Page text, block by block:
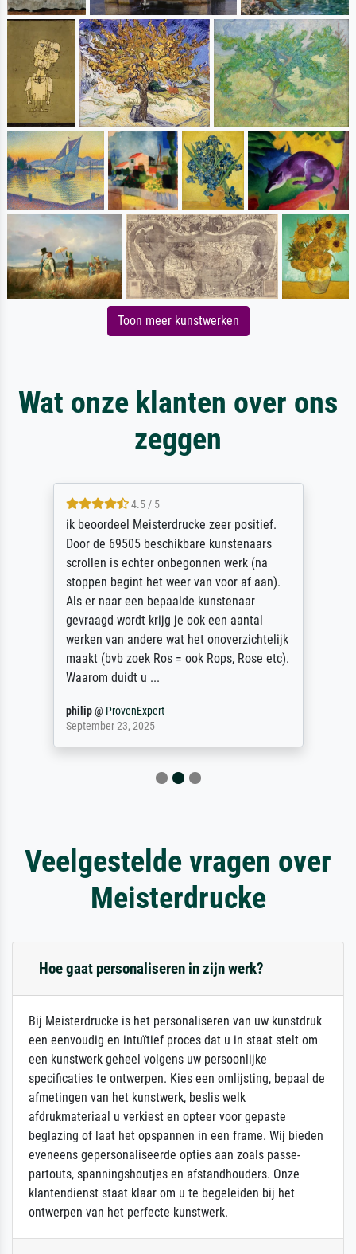
Toon meer kunstwerken
Wat onze klanten over ons
zeggen
4.5 / 5
ik beoordeel Meisterdrucke zeer positief.
Door de 69505 beschikbare kunstenaars
scrollen is echter onbegonnen werk (na
stoppen begint het weer van voor af aan).
Als er naar een bepaalde kunstenaar
gevraagd wordt krijg je ook een aantal
werken van andere wat het onoverzichtelijk
maakt (bvb zoek Ros = ook Rops, Rose etc).
Waarom duidt u ...
philip@ ProvenExpert
September 23, 2025
Veelgestelde vragen over
Meisterdrucke
Hoe gaat personaliseren in zijn werk?
Bij Meisterdrucke is het personaliseren van uw kunstdruk
een eenvoudig en intuïtief proces dat u in staat stelt om
een kunstwerk geheel volgens uw persoonlijke
specificaties te ontwerpen. Kies een omlijsting, bepaal de
afmetingen van het kunstwerk, beslis welk
afdrukmateriaal u verkiest en opteer voor gepaste
beglazing of laat het opspannen in een frame. Wij bieden
eveneens gepersonaliseerde opties aan zoals passe-
partouts, spanningshoutjes en afstandhouders. Onze
klantendienst staat klaar om u te begeleiden bij het
ontwerpen van het perfecte kunstwerk.